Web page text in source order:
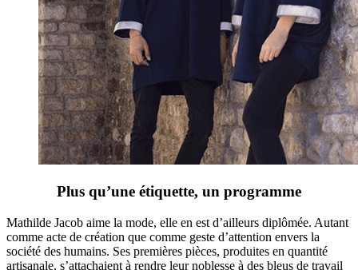
Plus qu’une étiquette, un programme
Mathilde Jacob aime la mode, elle en est d’ailleurs diplômée. Autant
comme acte de création que comme geste d’attention envers la
société des humains. Ses premières pièces, produites en quantité
artisanale, s’attachaient à rendre leur noblesse à des bleus de travail